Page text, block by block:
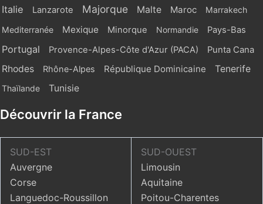
Italie Lanzarote Majorque Malte Maroc
Marrakech
Mediterranée
Mexique Minorque Normandie Pays-Bas
Portugal Provence-Alpes-Côte d'Azur (PACA) Punta Cana
Rhodes Rhône-Alpes République Dominicaine Tenerife
Thaïlande Tunisie
Découvrir la France
SUD-EST
Auvergne
Corse
Languedoc-Roussillon
SUD-OUEST
Limousin
Aquitaine
Poitou-Charentes